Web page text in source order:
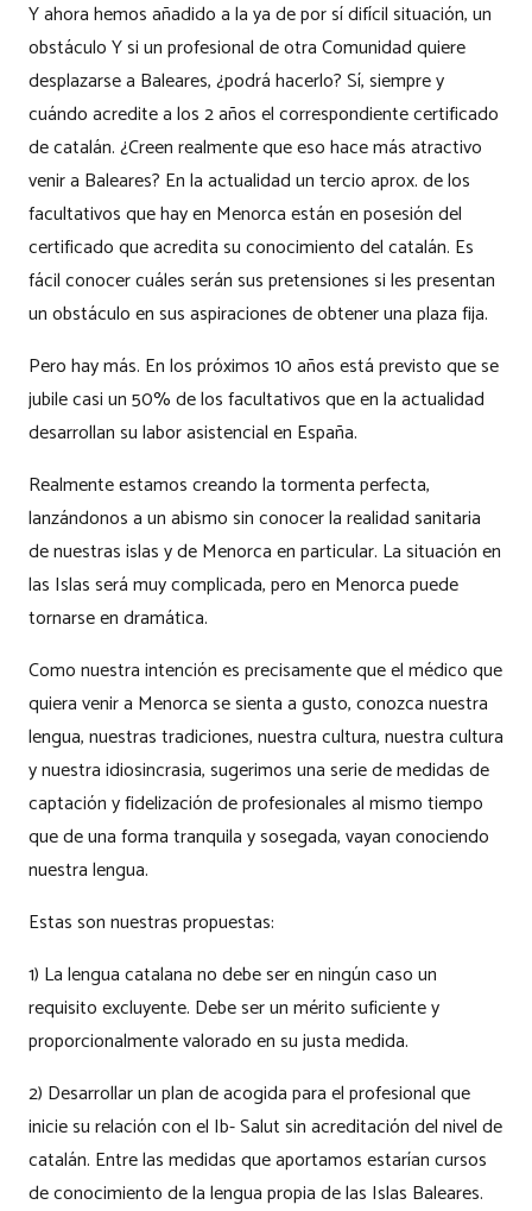
Y ahora hemos añadido a la ya de por sí difícil situación, un
obstáculo Y si un profesional de otra Comunidad quiere
desplazarse a Baleares, ¿podrá hacerlo? Sí, siempre y
cuándo acredite a los 2 años el correspondiente certificado
de catalán. ¿Creen realmente que eso hace más atractivo
venir a Baleares? En la actualidad un tercio aprox. de los
facultativos que hay en Menorca están en posesión del
certificado que acredita su conocimiento del catalán. Es
fácil conocer cuáles serán sus pretensiones si les presentan
un obstáculo en sus aspiraciones de obtener una plaza fija.
Pero hay más. En los próximos 10 años está previsto que se
jubile casi un 50% de los facultativos que en la actualidad
desarrollan su labor asistencial en España.
Realmente estamos creando la tormenta perfecta,
lanzándonos a un abismo sin conocer la realidad sanitaria
de nuestras islas y de Menorca en particular. La situación en
las Islas será muy complicada, pero en Menorca puede
tornarse en dramática.
Como nuestra intención es precisamente que el médico que
quiera venir a Menorca se sienta a gusto, conozca nuestra
lengua, nuestras tradiciones, nuestra cultura, nuestra cultura
y nuestra idiosincrasia, sugerimos una serie de medidas de
captación y fidelización de profesionales al mismo tiempo
que de una forma tranquila y sosegada, vayan conociendo
nuestra lengua.
Estas son nuestras propuestas:
1) La lengua catalana no debe ser en ningún caso un
requisito excluyente. Debe ser un mérito suficiente y
proporcionalmente valorado en su justa medida.
2) Desarrollar un plan de acogida para el profesional que
inicie su relación con el Ib- Salut sin acreditación del nivel de
catalán. Entre las medidas que aportamos estarían cursos
de conocimiento de la lengua propia de las Islas Baleares.